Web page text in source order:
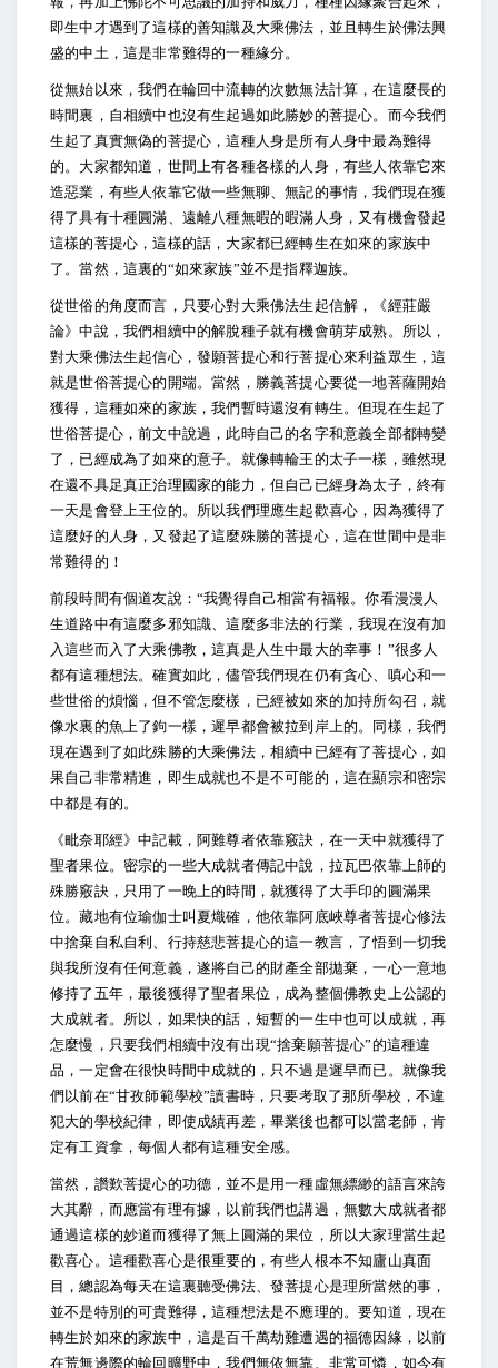
即生中才遇到了這樣的善知識及大乘佛法，並且轉生於佛法興
盛的中土，這是非常難得的一種緣分。
從無始以來，我們在輪回中流轉的次數無法計算，在這麼長的
時間裏，自相續中也沒有生起過如此勝妙的菩提心。而今我們
生起了真實無偽的菩提心，這種人身是所有人身中最為難得
的。大家都知道，世間上有各種各樣的人身，有些人依靠它來
造惡業，有些人依靠它做一些無聊、無記的事情，我們現在獲
得了具有十種圓滿、遠離八種無暇的暇滿人身，又有機會發起
這樣的菩提心，這樣的話，大家都已經轉生在如來的家族中
了。當然，這裏的“如來家族”並不是指釋迦族。
從世俗的角度而言，只要心對大乘佛法生起信解，《經莊嚴
論》中說，我們相續中的解脫種子就有機會萌芽成熟。所以，
對大乘佛法生起信心，發願菩提心和行菩提心來利益眾生，這
就是世俗菩提心的開端。當然，勝義菩提心要從一地菩薩開始
獲得，這種如來的家族，我們暫時還沒有轉生。但現在生起了
世俗菩提心，前文中說過，此時自己的名字和意義全部都轉變
了，已經成為了如來的意子。就像轉輪王的太子一樣，雖然現
在還不具足真正治理國家的能力，但自己已經身為太子，終有
一天是會登上王位的。所以我們理應生起歡喜心，因為獲得了
這麼好的人身，又發起了這麼殊勝的菩提心，這在世間中是非
常難得的！
前段時間有個道友說：“我覺得自己相當有福報。你看漫漫人
生道路中有這麼多邪知識、這麼多非法的行業，我現在沒有加
入這些而入了大乘佛教，這真是人生中最大的幸事！”很多人
都有這種想法。確實如此，儘管我們現在仍有貪心、嗔心和一
些世俗的煩惱，但不管怎麼樣，已經被如來的加持所勾召，就
像水裏的魚上了鉤一樣，遲早都會被拉到岸上的。同樣，我們
現在遇到了如此殊勝的大乘佛法，相續中已經有了菩提心，如
果自己非常精進，即生成就也不是不可能的，這在顯宗和密宗
中都是有的。
《毗奈耶經》中記載，阿難尊者依靠竅訣，在一天中就獲得了
聖者果位。密宗的一些大成就者傳記中說，拉瓦巴依靠上師的
殊勝竅訣，只用了一晚上的時間，就獲得了大手印的圓滿果
位。藏地有位瑜伽士叫夏熾確，他依靠阿底峽尊者菩提心修法
中捨棄自私自利、行持慈悲菩提心的這一教言，了悟到一切我
與我所沒有任何意義，遂將自己的財產全部拋棄，一心一意地
修持了五年，最後獲得了聖者果位，成為整個佛教史上公認的
大成就者。所以，如果快的話，短暫的一生中也可以成就，再
怎麼慢，只要我們相續中沒有出現“捨棄願菩提心”的這種違
品，一定會在很快時間中成就的，只不過是遲早而已。就像我
們以前在“甘孜師範學校”讀書時，只要考取了那所學校，不違
犯大的學校紀律，即使成績再差，畢業後也都可以當老師，肯
定有工資拿，每個人都有這種安全感。
當然，讚歎菩提心的功德，並不是用一種虛無縹緲的語言來誇
大其辭，而應當有理有據，以前我們也講過，無數大成就者都
通過這樣的妙道而獲得了無上圓滿的果位，所以大家理當生起
歡喜心。這種歡喜心是很重要的，有些人根本不知廬山真面
目，總認為每天在這裏聽受佛法、發菩提心是理所當然的事，
並不是特別的可貴難得，這種想法是不應理的。要知道，現在
轉生於如來的家族中，這是百千萬劫難遭遇的福德因緣，以前
在荒無邊際的輪回曠野中，我們無依無靠、非常可憐，如今有